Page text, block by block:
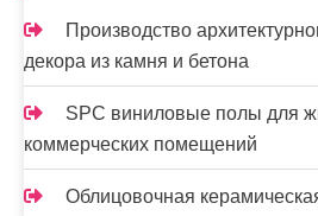
Производство
декора из камня и бетона
SPC виниловые полы для
коммерческих помещений
Облицовочная